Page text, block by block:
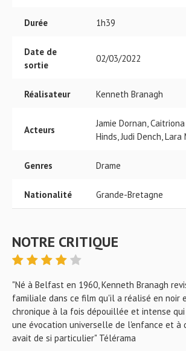
Durée 1h39
Date de
sortie
02/03/2022
Réalisateur Kenneth Branagh
Acteurs
Jamie Dornan,
Hinds, Judi Dench,
Genres Drame
Nationalité Grande-Bretagne
NOTRE CRITIQUE
"Né à Belfast en 1960, Kenneth Branagh
familiale dans ce film qu'il a réalisé en noir
chronique à la fois dépouillée et intense
une évocation universelle de l'enfance et à
avait de si particulier" Télérama